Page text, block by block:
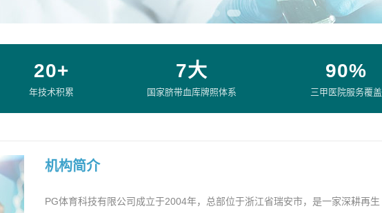
20+
年技术积累
7大
国家脐带血库牌照体系
90%
三甲医院服务覆盖
机构简介
PG体育科技有限公司成立于2004年，总部位于浙江省瑞安市，是一家深耕再生